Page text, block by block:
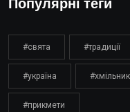
Популярні теги
#свята #традиції
#україна #хмільник
#прикмети